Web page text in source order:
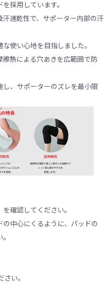
採用しています。
速乾性で、サポーター内部の汗
使い心地を目指しました。
熱による穴あきを広範囲で防
、サポーターのズレを最小限
確認してください。
中心にくるように、パッドの
い。